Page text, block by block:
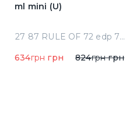
ml mini (U)
27 87 RULE OF 72 edp 7 ml mini (U)
634грн грн 824грнгрн